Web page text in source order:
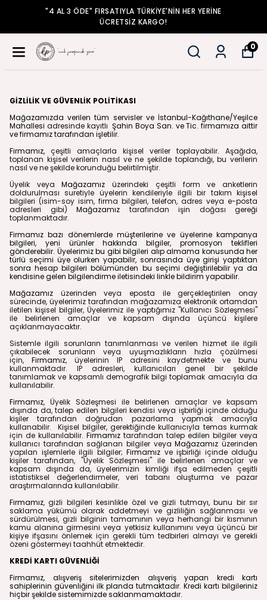
"4 AL 3 ÖDE" FIRSATIYLA TÜRKİYE'NİN HER YERİNE
ÜCRETSİZ KARGO!
0
GİZLİLİK VE GÜVENLİK POLİTİKASI
Mağazamızda verilen tüm servisler ve İstanbul-Kağıthane/Yeşilce
Mahallesi adresinde kayıtlı Şahin Boya San. ve Tic.firmamıza aittir
ve firmamız tarafından işletilir.
Firmamız, çeşitli amaçlarla kişisel veriler toplayabilir. Aşağıda,
toplanan kişisel verilerin nasıl ve ne şekilde toplandığı, bu verilerin
nasıl ve ne şekilde korunduğu belirtilmiştir.
Üyelik veyaMağazamızüzerindeki çeşitli form ve anketlerin
doldurulması suretiyle üyelerin kendileriyle ilgili bir takım kişisel
bilgileri (isim-soy isim, firma bilgileri, telefon, adres veya e-posta
adresleri gibi) Mağazamız tarafından işin doğası gereği
toplanmaktadır.
Firmamız bazı dönemlerde müşterilerine ve üyelerine kampanya
bilgileri, yeni ürünler hakkında bilgiler, promosyon teklifleri
gönderebilir. Üyelerimiz bu gibi bilgileri alıp almama konusunda her
türlü seçimi üye olurken yapabilir, sonrasında üye girişi yaptıktan
sonra hesap bilgileri bölümünden bu seçimi değiştirilebilir ya da
kendisine gelen bilgilendirme iletisindeki linkle bildirim yapabilir.
Mağazamız üzerinden veya eposta ile gerçekleştirilen onay
sürecinde, üyelerimiz tarafından mağazamıza elektronik ortamdan
iletilen kişisel bilgiler, Üyelerimiz ile yaptığımız "Kullanıcı Sözleşmesi"
ile belirlenen amaçlar ve kapsam dışında üçüncü kişilere
açıklanmayacaktır.
Sistemle ilgili sorunların tanımlanması ve verilen hizmet ile ilgili
çıkabilecek sorunların veya uyuşmazlıkların hızla çözülmesi
için, Firmamız, üyelerinin IP adresini kaydetmekte ve bunu
kullanmaktadır. IP adresleri, kullanıcıları genel bir şekilde
tanımlamak ve kapsamlı demografik bilgi toplamak amacıyla da
kullanılabilir.
Firmamız, Üyelik Sözleşmesi ile belirlenen amaçlar ve kapsam
dışında da, talep edilen bilgileri kendisi veya işbirliği içinde olduğu
kişiler tarafından doğrudan pazarlama yapmak amacıyla
kullanabilir. Kişisel bilgiler, gerektiğinde kullanıcıyla temas kurmak
için de kullanılabilir. Firmamız tarafından talep edilen bilgiler veya
kullanıcı tarafından sağlanan bilgiler veyaMağazamızüzerinden
yapılan işlemlerle ilgili bilgiler; Firmamız ve işbirliği içinde olduğu
kişiler tarafından, "Üyelik Sözleşmesi" ile belirlenen amaçlar ve
kapsam dışında da, üyelerimizin kimliği ifşa edilmeden çeşitli
istatistiksel değerlendirmeler, veri tabanı oluşturma ve pazar
araştırmalarında kullanılabilir.
Firmamız, gizli bilgileri kesinlikle özel ve gizli tutmayı, bunu bir sır
saklama yükümü olarak addetmeyi ve gizliliğin sağlanması ve
sürdürülmesi, gizli bilginin tamamının veya herhangi bir kısmının
kamu alanına girmesini veya yetkisiz kullanımını veya üçüncü bir
kişiye ifşasını önlemek için gerekli tüm tedbirleri almayı ve gerekli
özeni göstermeyi taahhüt etmektedir.
KREDİ KARTI GÜVENLİĞİ
Firmamız, alışveriş sitelerimizden alışveriş yapan kredi kartı
sahiplerinin güvenliğini ilk planda tutmaktadır. Kredi kartı bilgileriniz
hiçbir şekilde sistemimizde saklanmamaktadır.